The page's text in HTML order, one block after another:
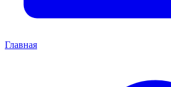
Главная